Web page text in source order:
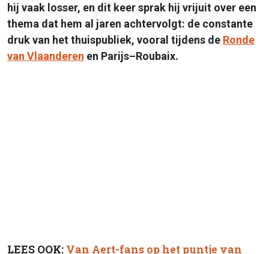
hij vaak losser, en dit keer sprak hij vrijuit over een
thema dat hem al jaren achtervolgt: de constante
druk van het thuispubliek, vooral tijdens de Ronde
van Vlaanderen en Parijs–Roubaix.
LEES OOK: Van Aert-fans op het puntje van